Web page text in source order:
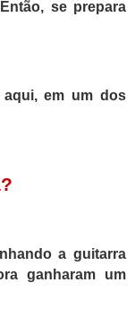
se prepara
em um dos
a guitarra
ganharam um